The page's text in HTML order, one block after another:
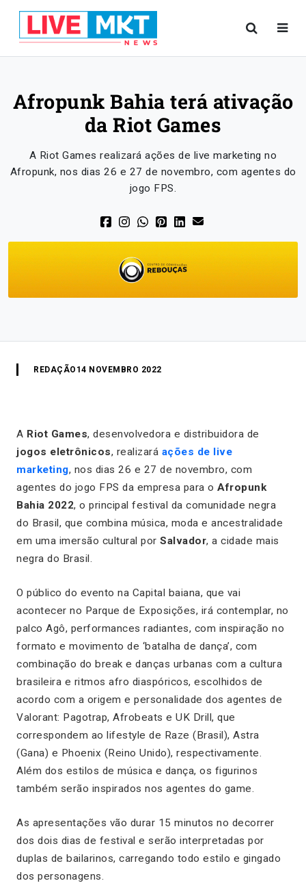
Afropunk Bahia terá ativação
da Riot Games
A Riot Games realizará ações de live marketing no
Afropunk, nos dias 26 e 27 de novembro, com agentes do
jogo FPS.
REDAÇÃO 14 NOVEMBRO 2022
A Riot Games, desenvolvedora e distribuidora de
jogos eletrônicos, realizará ações de live
marketing, nos dias 26 e 27 de novembro, com
agentes do jogo FPS da empresa para o Afropunk
Bahia 2022, o principal festival da comunidade negra
do Brasil, que combina música, moda e ancestralidade
em uma imersão cultural por Salvador, a cidade mais
negra do Brasil.
O público do evento na Capital baiana, que vai
acontecer no Parque de Exposições, irá contemplar, no
palco Agô, performances radiantes, com inspiração no
formato e movimento de ‘batalha de dança’, com
combinação do break e danças urbanas com a cultura
brasileira e ritmos afro diaspóricos, escolhidos de
acordo com a origem e personalidade dos agentes de
Valorant: Pagotrap, Afrobeats e UK Drill, que
correspondem ao lifestyle de Raze (Brasil), Astra
(Gana) e Phoenix (Reino Unido), respectivamente.
Além dos estilos de música e dança, os figurinos
também serão inspirados nos agentes do game.
As apresentações vão durar 15 minutos no decorrer
dos dois dias de festival e serão interpretadas por
duplas de bailarinos, carregando todo estilo e gingado
dos personagens.